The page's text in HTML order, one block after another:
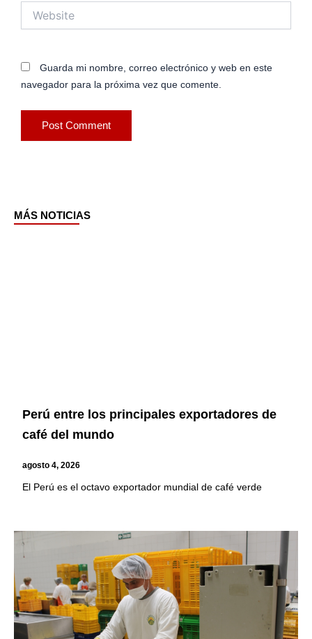
Guarda mi nombre, correo electrónico y web en este
navegador para la próxima vez que comente.
MÁS NOTICIAS
Perú entre los principales exportadores de
café del mundo
agosto 4, 2026
El Perú es el octavo exportador mundial de café verde